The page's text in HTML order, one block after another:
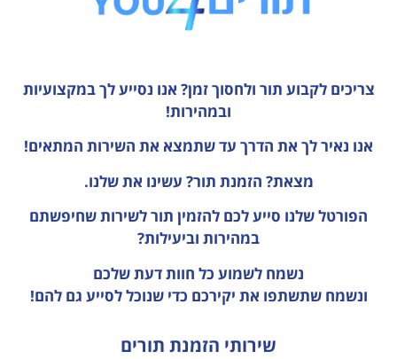
צריכים לקבוע תור ולחסוך זמן? אנו נסייע לך במקצועיות
ובמהירות!
אנו נאיר לך את הדרך עד שתמצא את השירות המתאים!
מצאת? הזמנת תור? עשינו את שלנו.
הפורטל שלנו סייע לכם להזמין תור לשירות שחיפשתם
במהירות וביעילות?
נשמח לשמוע כל חוות דעתשלכם
ונשמח שתשתפו את יקירכם כדי שנוכל לסייע גם להם!
שירותי הזמנת תורים